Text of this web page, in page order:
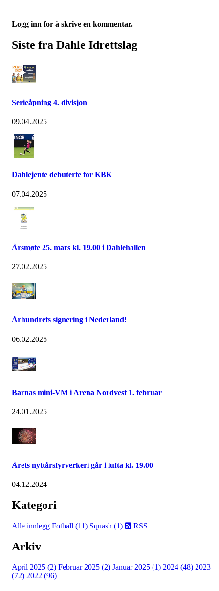
Logg inn for å skrive en kommentar.
Siste fra Dahle Idrettslag
Serieåpning 4. divisjon
09.04.2025
Dahlejente debuterte for KBK
07.04.2025
Årsmøte 25. mars kl. 19.00 i Dahlehallen
27.02.2025
Århundrets signering i Nederland!
06.02.2025
Barnas mini-VM i Arena Nordvest 1. februar
24.01.2025
Årets nyttårsfyrverkeri går i lufta kl. 19.00
04.12.2024
Kategori
Alle innlegg Fotball (11) Squash (1) RSS
Arkiv
April 2025 (2) Februar 2025 (2) Januar 2025 (1) 2024 (48) 2023
(72) 2022 (96)